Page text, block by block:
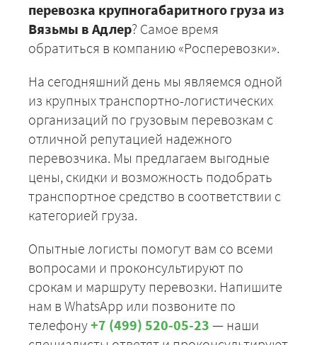
перевозка крупногабаритного груза из
Вязьмы в Адлер? Самое время
обратиться в компанию «Росперевозки».
На сегодняшний день мы являемся одной
из крупных транспортно-логистических
организаций по грузовым перевозкам с
отличной репутацией надежного
перевозчика. Мы предлагаем выгодные
цены, скидки и возможность подобрать
транспортное средство в соответствии с
категорией груза.
Опытные логисты помогут вам со всеми
вопросами и проконсультируют по
срокам и маршруту перевозки. Напишите
нам в WhatsApp или позвоните по
телефону+7 (499) 520-05-23 — наши